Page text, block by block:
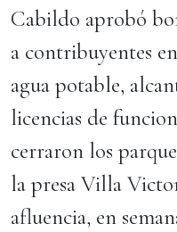
Cabildo aprobó
a contribuyentes
agua potable,
licencias de
cerraron los
la presa Villa
afluencia, en